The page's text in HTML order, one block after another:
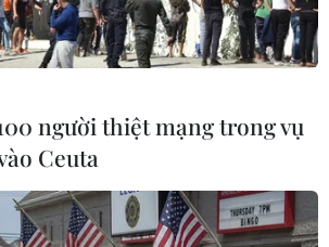
người thiệt mạng trong vụ
Ceuta